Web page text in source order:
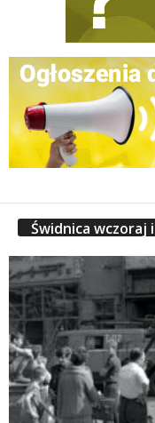
Świdnica wczoraj